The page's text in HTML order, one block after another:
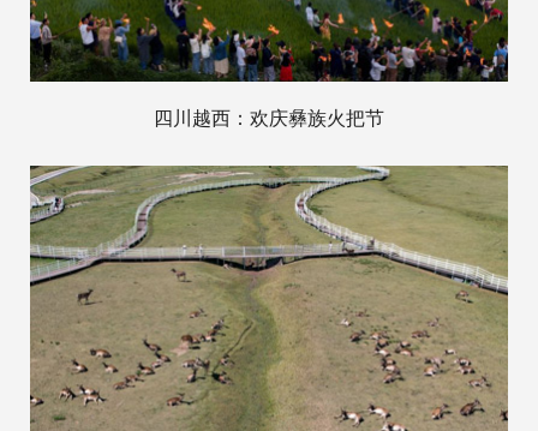
四川越西：欢庆彝族火把节